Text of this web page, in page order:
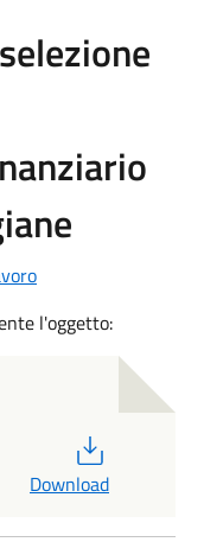
l'oggetto:
Download